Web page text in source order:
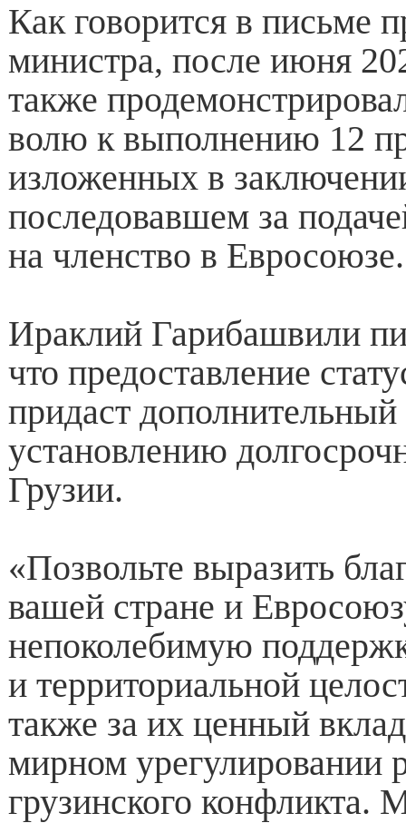
Как говорится в письме
министра, после июня
также
волю к выполнению 12
изложенных в
последовавшем за
на членство в Евросоюзе.
Ираклий Гарибашвили
что предоставление
придаст
установлению
Грузии.
«Позвольте выразить
вашей стране и
непоколебимую
и территориальной
также за их ценный
мирном урегулировании
грузинского конфликта.